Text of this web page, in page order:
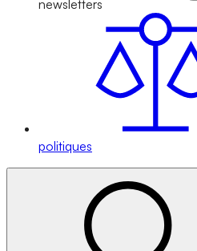
newsletters
politiques